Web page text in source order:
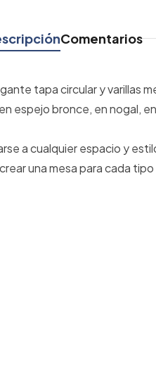
Comentarios
tapa circular y varillas
espejo bronce, en nogal,
a cualquier espacio y
una mesa para cada